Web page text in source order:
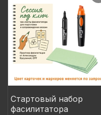
Стартовый набор
фасилитатора